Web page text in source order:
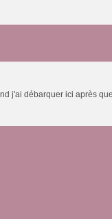
j'ai débarquer ici après